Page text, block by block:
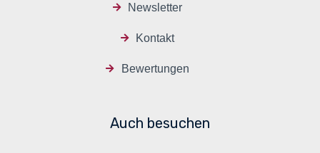
Newsletter
Kontakt
Bewertungen
Auch besuchen